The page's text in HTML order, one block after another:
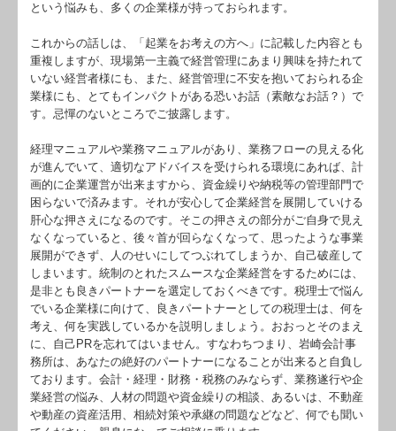
補助金・助成金・融資情報
関与先向け融資商品ご紹介
経営者お役立ち情報
Q&A経営相談
税務カレンダー
税務Q&A
社長メニューASP版
TKCシステムQ&A
起業をお考えの方へ
経営管理のご提案
という悩みも、多くの企業様が持っておられます。
これからの話しは、「起業をお考えの方へ」に記載した内容とも
重複しますが、現場第一主義で経営管理にあまり興味を持たれて
いない経営者様にも、また、経営管理に不安を抱いておられる企
業様にも、とてもインパクトがある恐いお話（素敵なお話？）で
す。忌憚のないところでご披露します。
経理マニュアルや業務マニュアルがあり、業務フローの見える化
が進んでいて、適切なアドバイスを受けられる環境にあれば、計
画的に企業運営が出来ますから、資金繰りや納税等の管理部門で
困らないで済みます。それが安心して企業経営を展開していける
肝心な押さえになるのです。そこの押さえの部分がご自身で見え
なくなっていると、後々首が回らなくなって、思ったような事業
展開ができず、人のせいにしてつぶれてしまうか、自己破産して
しまいます。統制のとれたスムースな企業経営をするためには、
是非とも良きパートナーを選定しておくべきです。税理士で悩ん
でいる企業様に向けて、良きパートナーとしての税理士は、何を
考え、何を実践しているかを説明しましょう。おおっとそのまえ
に、自己PRを忘れてはいません。すなわちつまり、岩崎会計事
務所は、あなたの絶好のパートナーになることが出来ると自負し
ております。会計・経理・財務・税務のみならず、業務遂行や企
業経営の悩み、人材の問題や資金繰りの相談、あるいは、不動産
や動産の資産活用、相続対策や承継の問題などなど、何でも聞い